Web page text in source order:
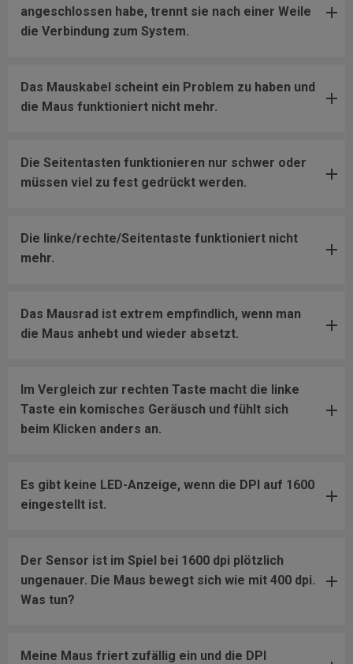
angeschlossen habe, trennt sie nach einer Weile
die Verbindung zum System.
Das Mauskabel scheint ein Problem zu haben und
die Maus funktioniert nicht mehr.
Die Seitentasten funktionieren nur schwer oder
müssen viel zu fest gedrückt werden.
Die linke/rechte/Seitentaste funktioniert nicht
mehr.
Das Mausrad ist extrem empfindlich, wenn man
die Maus anhebt und wieder absetzt.
Im Vergleich zur rechten Taste macht die linke
Taste ein komisches Geräusch und fühlt sich
beim Klicken anders an.
Es gibt keine LED-Anzeige, wenn die DPI auf 1600
eingestellt ist.
Der Sensor ist im Spiel bei 1600 dpi plötzlich
ungenauer. Die Maus bewegt sich wie mit 400 dpi.
Was tun?
Meine Maus friert zufällig ein und die DPI